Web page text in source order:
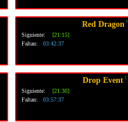
Red Dragon
Siguiente:
[21:15]
Faltan: 03:42:36
Drop Event
Siguiente:
[21:30]
Faltan: 03:57:36